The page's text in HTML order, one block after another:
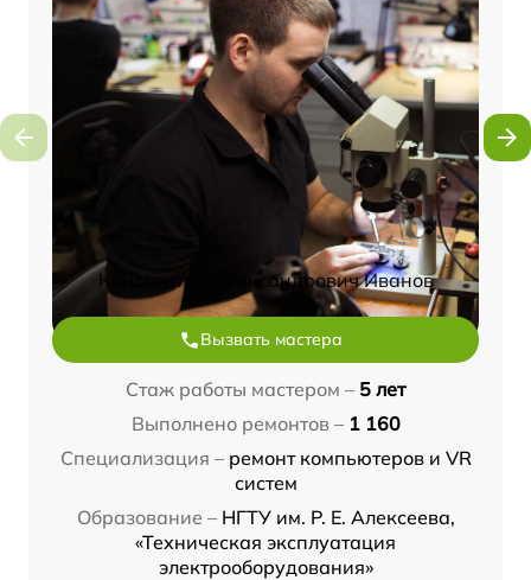
Константин Александрович Иванов
Вызвать мастера
Стаж работы мастером – 5 лет
Выполнено ремонтов – 1 160
Специализация – ремонт компьютеров и VR
систем
Образование – НГТУ им. Р. Е. Алексеева,
«Техническая эксплуатация
электрооборудования»